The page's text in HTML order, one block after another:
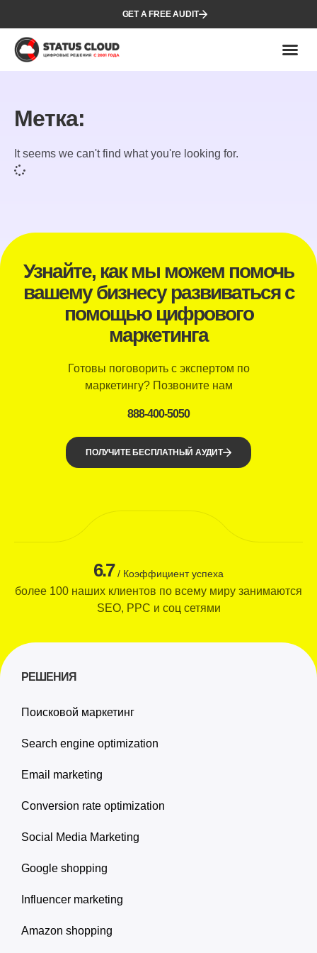
GET A FREE AUDIT
Метка:
It seems we can't find what you're looking for.
Узнайте, как мы можем помочь
вашему бизнесу развиваться с
помощью цифрового
маркетинга
Готовы поговорить с экспертом по
маркетингу? Позвоните нам
888-400-5050
ПОЛУЧИТЕ БЕСПЛАТНЫЙ АУДИТ
6.7 / Коэффициент успеха
более 100 наших клиентов по всему миру занимаются
SEO, PPC и соц сетями
РЕШЕНИЯ
Поисковой маркетинг
Search engine optimization
Email marketing
Conversion rate optimization
Social Media Marketing
Google shopping
Influencer marketing
Amazon shopping